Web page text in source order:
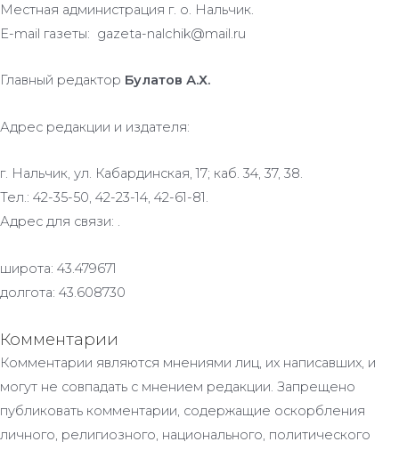
Местная администрация г. о. Нальчик.
E-mail газеты: gazeta-nalchik@mail.ru
Главный редактор Булатов А.Х.
Адрес редакции и издателя:
г. Нальчик, ул. Кабардинская, 17; каб. 34, 37, 38.
Тел.: 42-35-50, 42-23-14, 42-61-81.
Адрес для связи: .
широта: 43.479671
долгота: 43.608730
Комментарии
Комментарии являются мнениями лиц, их написавших, и
могут не совпадать с мнением редакции. Запрещено
публиковать комментарии, содержащие оскорбления
личного, религиозного, национального, политического